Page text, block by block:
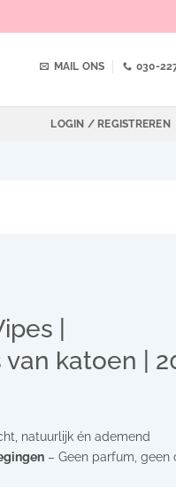
MAIL ONS 030-
LOGIN / REGISTREREN
|
katoen |
natuurlijk én ademend
– Geen parfum, geen